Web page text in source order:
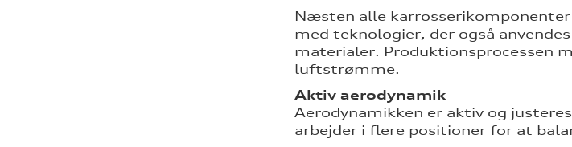
Næsten alle
med teknologier, der også
materialer. Produktionsprocessen
luftstrømme.
Aktiv aerodynamik
Aerodynamikken er aktiv og
arbejder i flere positioner for at